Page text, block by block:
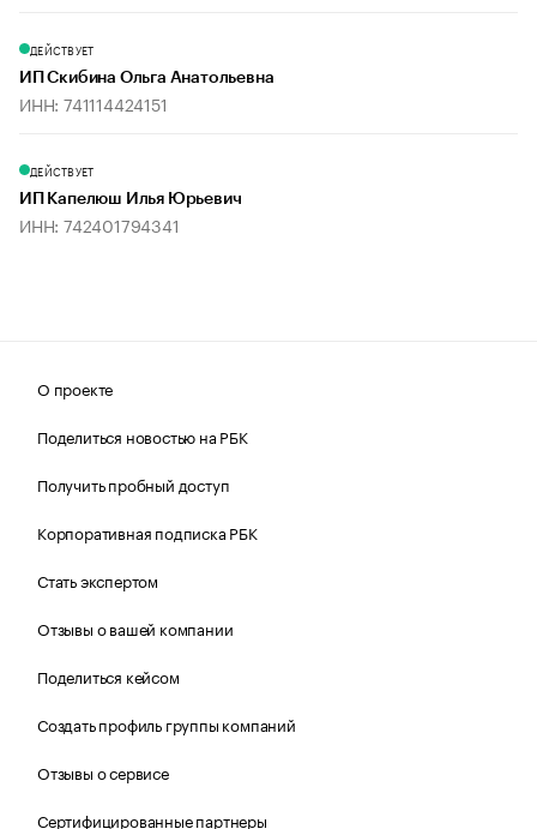
ДЕЙСТВУЕТ
ИП Скибина Ольга Анатольевна
ИНН: 741114424151
ДЕЙСТВУЕТ
ИП Капелюш Илья Юрьевич
ИНН: 742401794341
О проекте
Поделиться новостью на РБК
Получить пробный доступ
Корпоративная подписка РБК
Стать экспертом
Отзывы о вашей компании
Поделиться кейсом
Создать профиль группы компаний
Отзывы о сервисе
Сертифицированные партнеры